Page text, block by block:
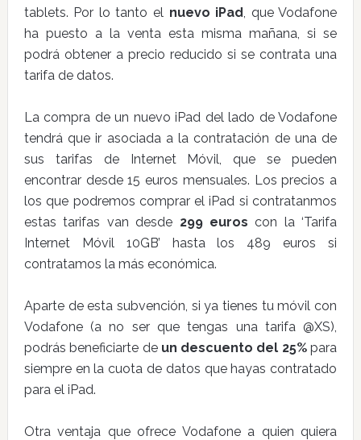
tablets. Por lo tanto el nuevo iPad, que Vodafone
ha puesto a la venta esta misma mañana, si se
podrá obtener a precio reducido si se contrata una
tarifa de datos.
La compra de un nuevo iPad del lado de Vodafone
tendrá que ir asociada a la contratación de una de
sus tarifas de Internet Móvil, que se pueden
encontrar desde 15 euros mensuales. Los precios a
los que podremos comprar el iPad si contratanmos
estas tarifas van desde 299 euros con la ‘Tarifa
Internet Móvil 10GB’ hasta los 489 euros si
contratamos la más económica.
Aparte de esta subvención, si ya tienes tu móvil con
Vodafone (a no ser que tengas una tarifa @XS),
podrás beneficiarte de un descuento del 25%para
siempre en la cuota de datos que hayas contratado
para el iPad.
Otra ventaja que ofrece Vodafone a quien quiera